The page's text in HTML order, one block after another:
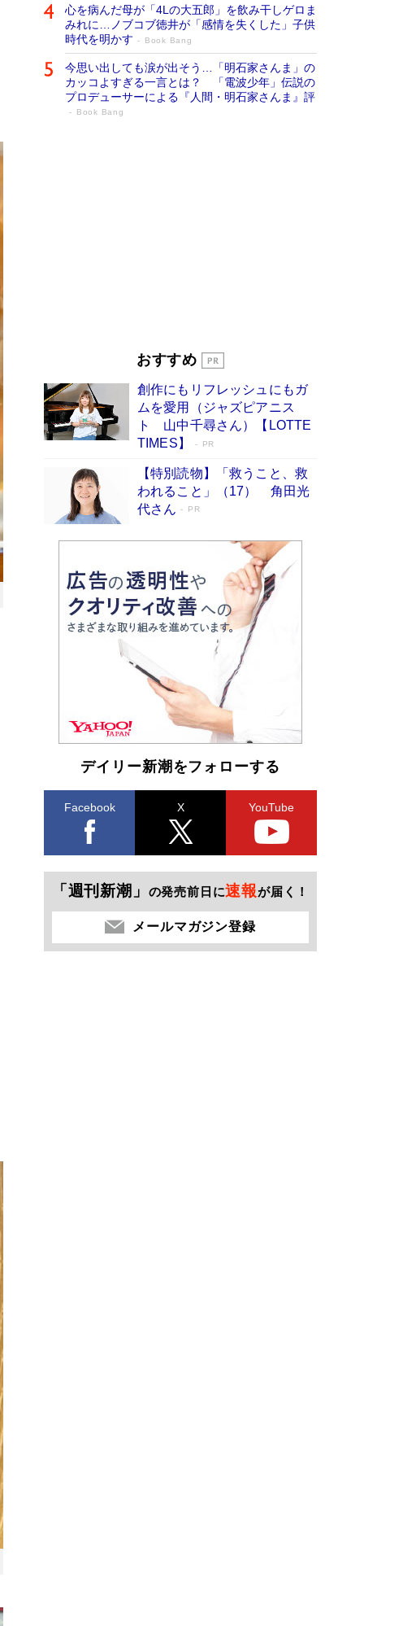
心を病んだ母が「4Lの大五郎」を飲み干しゲロま
みれに…ノブコブ徳井が「感情を失くした」子供
時代を明かす
Book Bang
今思い出しても涙が出そう…「明石家さんま」の
カッコよすぎる一言とは？ 「電波少年」伝説の
プロデューサーによる『人間・明石家さんま』評
Book Bang
開発への関心を押し上げた18年の物語に幕 特装
Book Bang
「不意に涙が出そうに…」高嶋政伸が明かし
た“13歳の娘を暴行する役”への葛藤 インティマ
シーコーディネーターに支えられたNHK『大奥』
おすすめ
創作にもリフレッシュにもガ
ムを愛用（ジャズピアニス
ト 山中千尋さん）【LOTTE
TIMES】
PR
【特別読物】「救うこと、救
われること」（17） 角田光
代さん
PR
デイリー新潮をフォローする
Facebook X YouTube
「週刊新潮」 の発売前日に速報が届く！
メールマガジン登録